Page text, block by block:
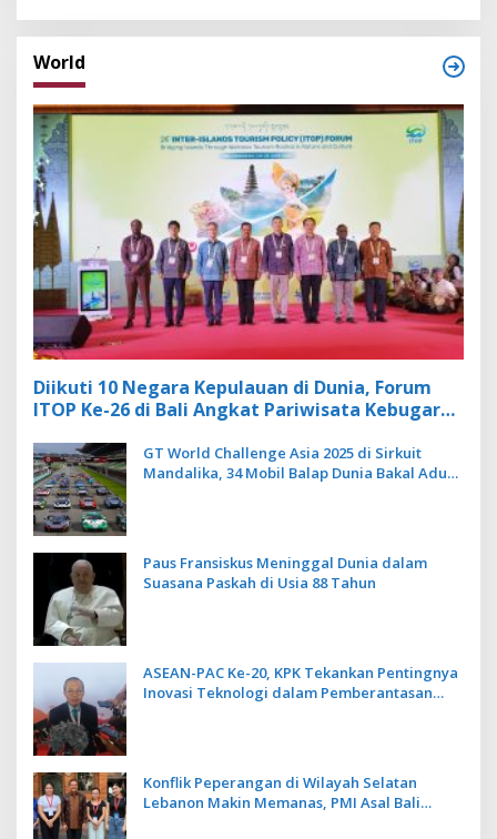
World
Diikuti 10 Negara Kepulauan di Dunia, Forum
ITOP Ke-26 di Bali Angkat Pariwisata Kebugaran
GT World Challenge Asia 2025 di Sirkuit
Mandalika, 34 Mobil Balap Dunia Bakal Adu
Paus Fransiskus Meninggal Dunia dalam
Suasana Paskah di Usia 88 Tahun
ASEAN-PAC Ke-20, KPK Tekankan Pentingnya
Inovasi Teknologi dalam Pemberantasan
Konflik Peperangan di Wilayah Selatan
Lebanon Makin Memanas, PMI Asal Bali